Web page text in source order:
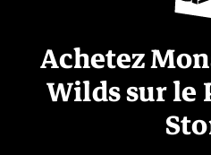
Achetez
Wilds sur le